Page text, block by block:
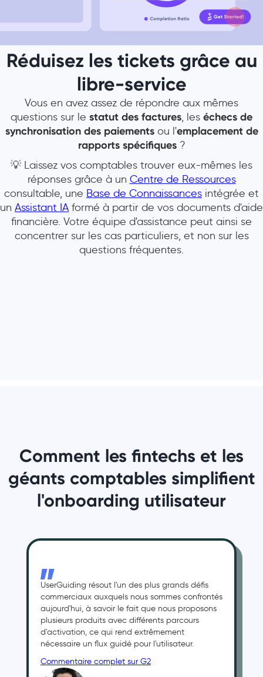
Réduisez les tickets grâce au
libre-service
Vous en avez assez de répondre aux mêmes
questions sur le statut des factures, les échecs de
synchronisation des paiementsou l'emplacement de
rapports spécifiques?
💡 Laissez vos comptables trouver eux-mêmes les
réponses grâce à un Centre de Ressources
consultable, une Base de Connaissances intégrée et
un Assistant IA formé à partir de vos documents d'aide
financière. Votre équipe d'assistance peut ainsi se
concentrer sur les cas particuliers, et non sur les
questions fréquentes.
Comment les fintechs et les
géants comptables simplifient
l'onboarding utilisateur
UserGuiding résout l'un des plus grands défis
commerciaux auxquels nous sommes confrontés
aujourd'hui, à savoir le fait que nous proposons
plusieurs produits avec différents parcours
d'activation, ce qui rend extrêmement
nécessaire un flux guidé pour l'utilisateur.
Commentaire complet sur G2